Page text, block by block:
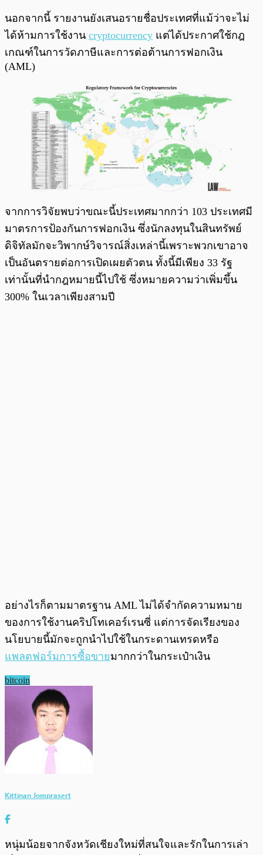
นอกจากนี้ รายงานยังเสนอรายชื่อประเทศที่แม้ว่าจะไม่
ได้ห้ามการใช้งาน cryptocurrency แต่ได้ประกาศใช้กฎ
เกณฑ์ในการวัดภาษีและการต่อต้านการฟอกเงิน
(AML)
จากการวิจัยพบว่าขณะนี้ประเทศมากกว่า 103 ประเทศมี
มาตรการป้องกันการฟอกเงิน ซึ่งนักลงทุนในสินทรัพย์
ดิจิทัลมักจะวิพากษ์วิจารณ์สิ่งเหล่านี้เพราะพวกเขาอาจ
เป็นอันตรายต่อการเปิดเผยตัวตน ทั้งนี้มีเพียง 33 รัฐ
เท่านั้นที่นำกฎหมายนี้ไปใช้ ซึ่งหมายความว่าเพิ่มขึ้น
300% ในเวลาเพียงสามปี
อย่างไรก็ตามมาตรฐาน AML ไม่ได้จำกัดความหมาย
ของการใช้งานคริปโทเคอร์เรนซี่ แต่การจัดเรียงของ
นโยบายนี้มักจะถูกนำไปใช้ในกระดานเทรดหรือ
แพลตฟอร์มการซื้อขายมากกว่าในกระเป๋าเงิน
bitcoin
Kittinan Jomprasert
หนุ่มน้อยจากจังหวัดเชียงใหม่ที่สนใจและรักในการเล่า